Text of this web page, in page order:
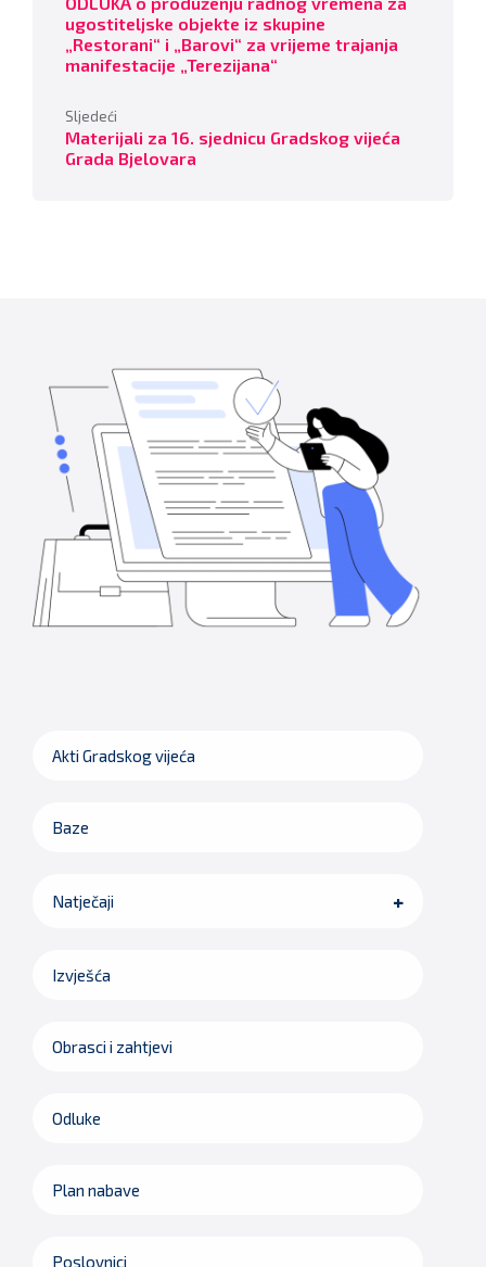
ugostiteljske objekte iz skupine
„Restorani“ i „Barovi“ za vrijeme trajanja
manifestacije „Terezijana“
Sljedeći
Materijali za 16. sjednicu Gradskog vijeća
Grada Bjelovara
Akti Gradskog vijeća
Baze
Natječaji
Izvješća
Obrasci i zahtjevi
Odluke
Plan nabave
Poslovnici